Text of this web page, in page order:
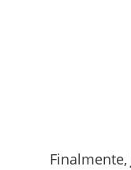
Finalmente,